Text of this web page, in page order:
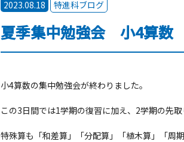
2023.08.18 特進科ブログ
夏季集中勉強会 小4算数
小4算数の集中勉強会が終わりました。
この3日間では1学期の復習に加え、2学期の先
特殊算も「和差算」「分配算」「植木算」「周